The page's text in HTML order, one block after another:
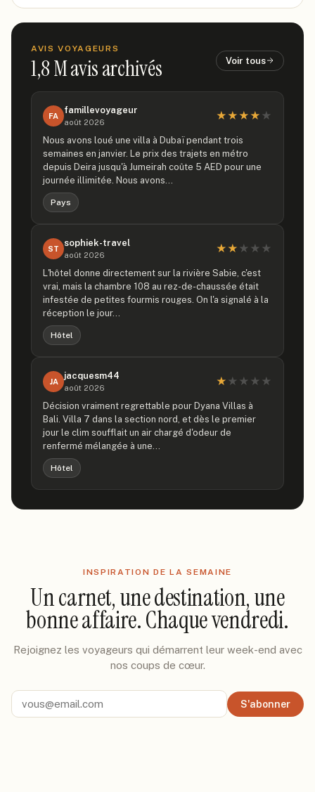
AVIS VOYAGEURS
1,8 Mavis archivés Voir tous
FA
famillevoyageur
août 2026
★★★★ ★
Nous avons loué une villa à Dubaï pendant trois
semaines en janvier. Le prix des trajets en métro
depuis Deira jusqu'à Jumeirah coûte 5 AED pour une
journée illimitée. Nous avons…
Pays
ST
sophiek-travel
août 2026
★★ ★ ★ ★
L'hôtel donne directement sur la rivière Sabie, c'est
vrai, mais la chambre 108 au rez-de-chaussée était
infestée de petites fourmis rouges. On l'a signalé à la
réception le jour…
Hôtel
JA
jacquesm44
août 2026
★ ★ ★ ★ ★
Décision vraiment regrettable pour Dyana Villas à
Bali. Villa 7 dans la section nord, et dès le premier
jour le clim soufflait un air chargé d'odeur de
renfermé mélangée à une…
Hôtel
INSPIRATION DE LA SEMAINE
Un carnet, une destination, une
bonne affaire. Chaque vendredi.
Rejoignez les voyageurs qui démarrent leur week-end avec
nos coups de cœur.
S'abonner